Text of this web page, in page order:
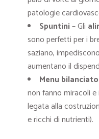
patologie
Spuntini– Gli
sono perfetti per i
saziano,
aumentano il
Menu bilanciato
non fanno miracoli
legata alla
e ricchi di nutrienti).